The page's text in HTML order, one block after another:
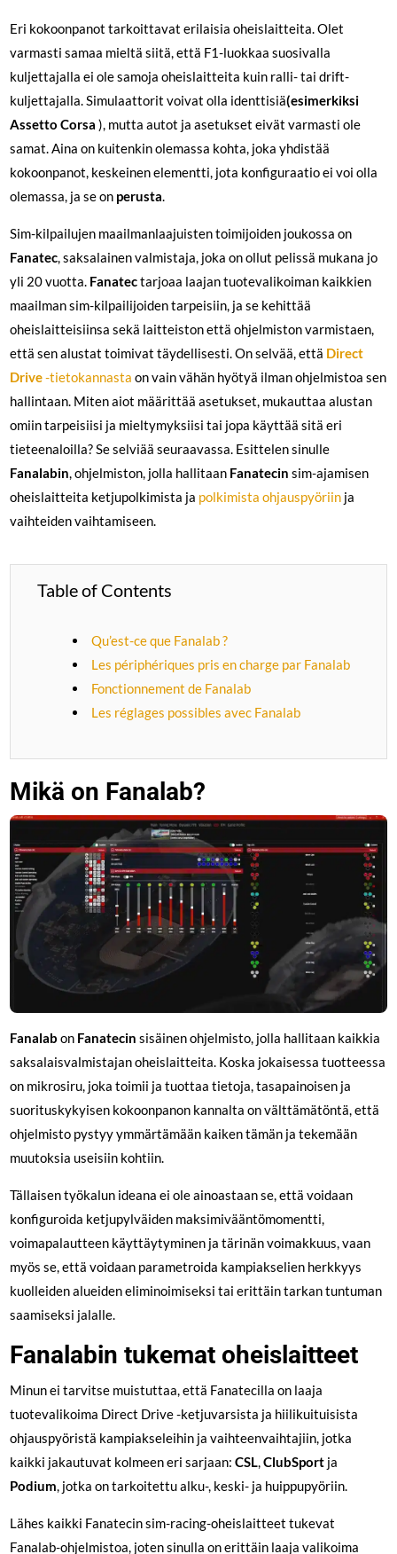
Eri kokoonpanot tarkoittavat erilaisia oheislaitteita. Olet
varmasti samaa mieltä siitä, että F1-luokkaa suosivalla
kuljettajalla ei ole samoja oheislaitteita kuin ralli- tai drift-
kuljettajalla. Simulaattorit voivat olla identtisiä(esimerkiksi
Assetto Corsa ), mutta autot ja asetukset eivät varmasti ole
samat. Aina on kuitenkin olemassa kohta, joka yhdistää
kokoonpanot, keskeinen elementti, jota konfiguraatio ei voi olla
olemassa, ja se on perusta.
Sim-kilpailujen maailmanlaajuisten toimijoiden joukossa on
Fanatec, saksalainen valmistaja, joka on ollut pelissä mukana jo
yli 20 vuotta. Fanatectarjoaa laajan tuotevalikoiman kaikkien
maailman sim-kilpailijoiden tarpeisiin, ja se kehittää
oheislaitteisiinsa sekä laitteiston että ohjelmiston varmistaen,
että sen alustat toimivat täydellisesti. On selvää, että Direct
Drive-tietokannasta on vain vähän hyötyä ilman ohjelmistoa sen
hallintaan. Miten aiot määrittää asetukset, mukauttaa alustan
omiin tarpeisiisi ja mieltymyksiisi tai jopa käyttää sitä eri
tieteenaloilla? Se selviää seuraavassa. Esittelen sinulle
Fanalabin, ohjelmiston, jolla hallitaan Fanatecin sim-ajamisen
oheislaitteita ketjupolkimista ja polkimista ohjauspyöriin ja
vaihteiden vaihtamiseen.
Table of Contents
Qu’est-ce que Fanalab ?
Les périphériques pris en charge par Fanalab
Fonctionnement de Fanalab
Les réglages possibles avec Fanalab
Mikä on Fanalab?
Fanalab on Fanatecin sisäinen ohjelmisto, jolla hallitaan kaikkia
saksalaisvalmistajan oheislaitteita. Koska jokaisessa tuotteessa
on mikrosiru, joka toimii ja tuottaa tietoja, tasapainoisen ja
suorituskykyisen kokoonpanon kannalta on välttämätöntä, että
ohjelmisto pystyy ymmärtämään kaiken tämän ja tekemään
muutoksia useisiin kohtiin.
Tällaisen työkalun ideana ei ole ainoastaan se, että voidaan
konfiguroida ketjupylväiden maksimivääntömomentti,
voimapalautteen käyttäytyminen ja tärinän voimakkuus, vaan
myös se, että voidaan parametroida kampiakselien herkkyys
kuolleiden alueiden eliminoimiseksi tai erittäin tarkan tuntuman
saamiseksi jalalle.
Fanalabin tukemat oheislaitteet
Minun ei tarvitse muistuttaa, että Fanatecilla on laaja
tuotevalikoima Direct Drive -ketjuvarsista ja hiilikuituisista
ohjauspyöristä kampiakseleihin ja vaihteenvaihtajiin, jotka
kaikki jakautuvat kolmeen eri sarjaan:CSL,ClubSport ja
Podium, jotka on tarkoitettu alku-, keski- ja huippupyöriin.
Lähes kaikki Fanatecin sim-racing-oheislaitteet tukevat
Fanalab-ohjelmistoa, joten sinulla on erittäin laaja valikoima